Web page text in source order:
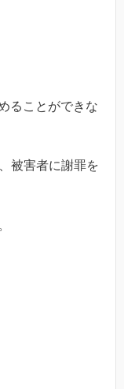
ることができな
被害者に謝罪を